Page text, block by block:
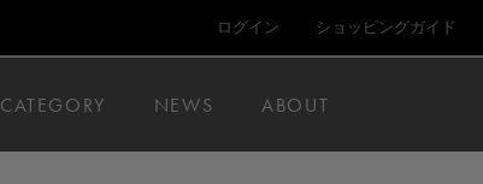
ログイン ショッピングガイド
CATEGORY NEWS ABOUT